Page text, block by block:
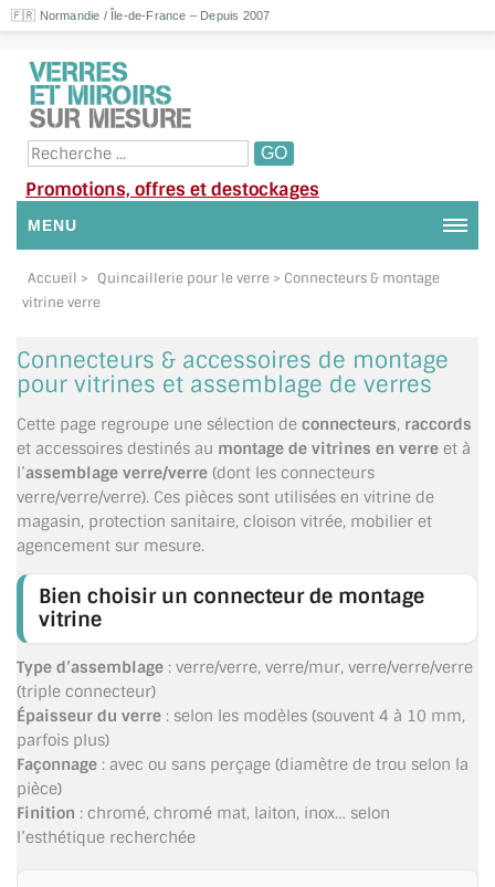
🇫🇷 Normandie / Île-de-France – Depuis 2007
Promotions, offres et destockages
MENU
NOUS CONTACTER
DEMANDE DE DEVIS
SUIVI DE DEVIS
SUIVI DE COMMANDE
TOUS LES TARIFS AU M2
INSPIRATIONS ET NOUVEAUTÉS
AMBIANCE LAITON BROSSÉ
MIROIRS VIEILLIS AMBIANCE BRASSERIE
MIROIR SUR MESURE
MIROIR VIEILLI
Accueil > Quincaillerie pour le verre > Connecteurs & montage
vitrine verre
Connecteurs & accessoires de montage
pour vitrines et assemblage de verres
Cette page regroupe une sélection de connecteurs, raccords
et accessoires destinés au montage de vitrines en verre et à
l’assemblage verre/verre (dont les connecteurs
verre/verre/verre). Ces pièces sont utilisées en vitrine de
magasin, protection sanitaire, cloison vitrée, mobilier et
agencement sur mesure.
Bien choisir un connecteur de montage
vitrine
Type d’assemblage : verre/verre, verre/mur, verre/verre/verre
(triple connecteur)
Épaisseur du verre : selon les modèles (souvent 4 à 10 mm,
parfois plus)
Façonnage : avec ou sans perçage (diamètre de trou selon la
pièce)
Finition : chromé, chromé mat, laiton, inox… selon
l’esthétique recherchée